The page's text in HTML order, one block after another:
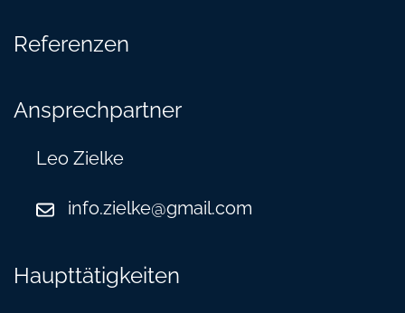
Referenzen
Ansprechpartner
Leo Zielke
info.zielke@gmail.com
Haupttätigkeiten